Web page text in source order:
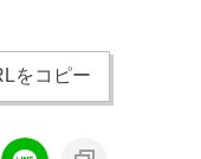
をコピー